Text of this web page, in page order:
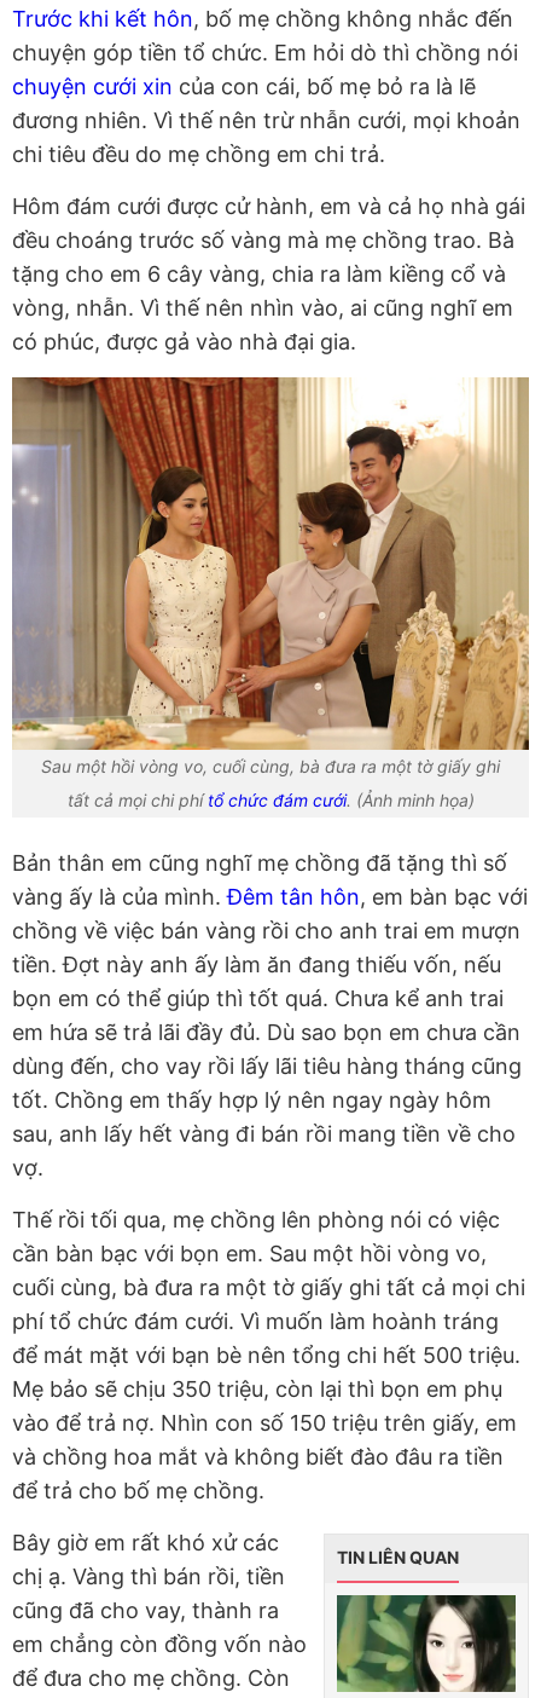
Trước khi kết hôn, bố mẹ chồng không nhắc đến
chuyện góp tiền tổ chức. Em hỏi dò thì chồng nói
chuyện cưới xin của con cái, bố mẹ bỏ ra là lẽ
đương nhiên. Vì thế nên trừ nhẫn cưới, mọi khoản
chi tiêu đều do mẹ chồng em chi trả.
Hôm đám cưới được cử hành, em và cả họ nhà gái
đều choáng trước số vàng mà mẹ chồng trao. Bà
tặng cho em 6 cây vàng, chia ra làm kiềng cổ và
vòng, nhẫn. Vì thế nên nhìn vào, ai cũng nghĩ em
có phúc, được gả vào nhà đại gia.
Sau một hồi vòng vo, cuối cùng, bà đưa ra một tờ giấy ghi
tất cả mọi chi phítổ chức đám cưới. (Ảnh minh họa)
Bản thân em cũng nghĩ mẹ chồng đã tặng thì số
vàng ấy là của mình.Đêm tân hôn, em bàn bạc với
chồng về việc bán vàng rồi cho anh trai em mượn
tiền. Đợt này anh ấy làm ăn đang thiếu vốn, nếu
bọn em có thể giúp thì tốt quá. Chưa kể anh trai
em hứa sẽ trả lãi đầy đủ. Dù sao bọn em chưa cần
dùng đến, cho vay rồi lấy lãi tiêu hàng tháng cũng
tốt. Chồng em thấy hợp lý nên ngay ngày hôm
sau, anh lấy hết vàng đi bán rồi mang tiền về cho
vợ.
Thế rồi tối qua, mẹ chồng lên phòng nói có việc
cần bàn bạc với bọn em. Sau một hồi vòng vo,
cuối cùng, bà đưa ra một tờ giấy ghi tất cả mọi chi
phí tổ chức đám cưới. Vì muốn làm hoành tráng
để mát mặt với bạn bè nên tổng chi hết 500 triệu.
Mẹ bảo sẽ chịu 350 triệu, còn lại thì bọn em phụ
vào để trả nợ. Nhìn con số 150 triệu trên giấy, em
và chồng hoa mắt và không biết đào đâu ra tiền
để trả cho bố mẹ chồng.
TIN LIÊN QUAN
Bây giờ em rất khó xử các
chị ạ. Vàng thì bán rồi, tiền
cũng đã cho vay, thành ra
em chẳng còn đồng vốn nào
để đưa cho mẹ chồng. Còn